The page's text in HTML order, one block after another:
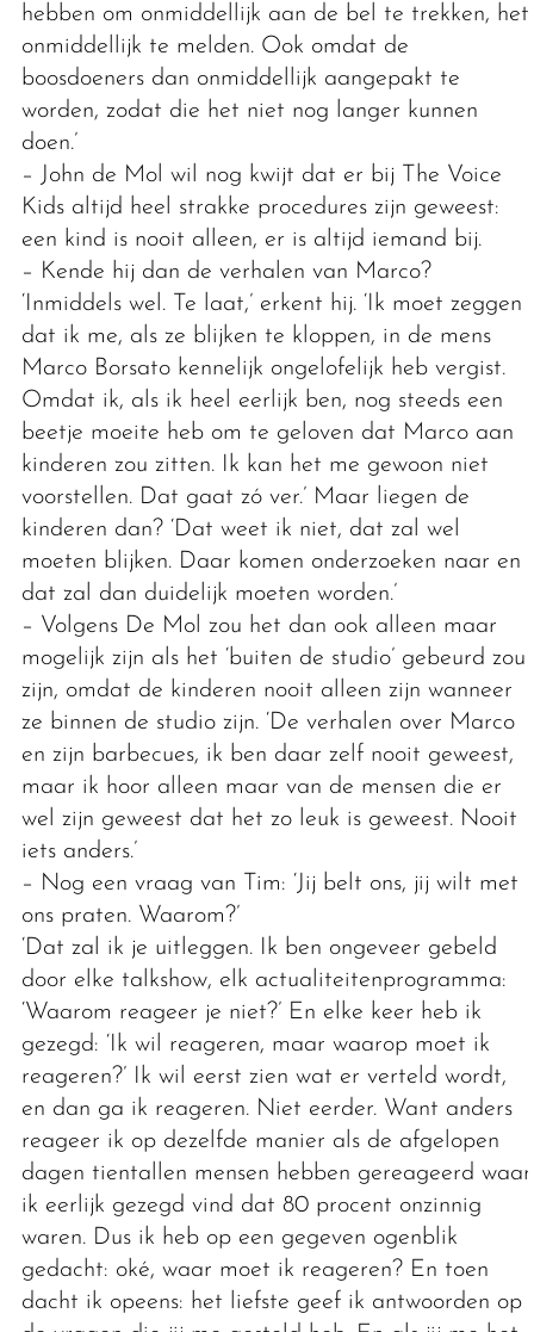
hebben om onmiddellijk aan de bel te trekken, het
onmiddellijk te melden. Ook omdat de
boosdoeners dan onmiddellijk aangepakt te
worden, zodat die het niet nog langer kunnen
doen.’
– John de Mol wil nog kwijt dat er bij The Voice
Kids altijd heel strakke procedures zijn geweest:
een kind is nooit alleen, er is altijd iemand bij.
– Kende hij dan de verhalen van Marco?
‘Inmiddels wel. Te laat,’ erkent hij. ‘Ik moet zeggen
dat ik me, als ze blijken te kloppen, in de mens
Marco Borsato kennelijk ongelofelijk heb vergist.
Omdat ik, als ik heel eerlijk ben, nog steeds een
beetje moeite heb om te geloven dat Marco aan
kinderen zou zitten. Ik kan het me gewoon niet
voorstellen. Dat gaat zó ver.’ Maar liegen de
kinderen dan? ‘Dat weet ik niet, dat zal wel
moeten blijken. Daar komen onderzoeken naar en
dat zal dan duidelijk moeten worden.’
– Volgens De Mol zou het dan ook alleen maar
mogelijk zijn als het ‘buiten de studio’ gebeurd zou
zijn, omdat de kinderen nooit alleen zijn wanneer
ze binnen de studio zijn. ‘De verhalen over Marco
en zijn barbecues, ik ben daar zelf nooit geweest,
maar ik hoor alleen maar van de mensen die er
wel zijn geweest dat het zo leuk is geweest. Nooit
iets anders.’
– Nog een vraag van Tim: ‘Jij belt ons, jij wilt met
ons praten. Waarom?’
‘Dat zal ik je uitleggen. Ik ben ongeveer gebeld
door elke talkshow, elk actualiteitenprogramma:
‘Waarom reageer je niet?’ En elke keer heb ik
gezegd: ‘Ik wil reageren, maar waarop moet ik
reageren?’ Ik wil eerst zien wat er verteld wordt,
en dan ga ik reageren. Niet eerder. Want anders
reageer ik op dezelfde manier als de afgelopen
dagen tientallen mensen hebben gereageerd waar
ik eerlijk gezegd vind dat 80 procent onzinnig
waren. Dus ik heb op een gegeven ogenblik
gedacht: oké, waar moet ik reageren? En toen
dacht ik opeens: het liefste geef ik antwoorden op